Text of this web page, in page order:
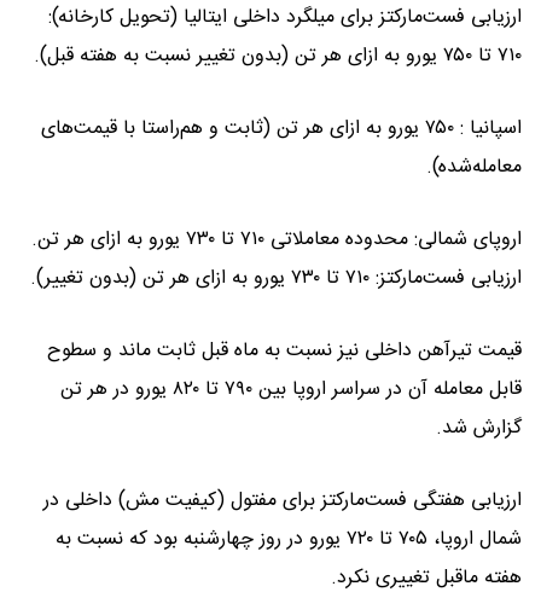
ارزیابی فست‌مارکتز برای میلگرد داخلی ایتالیا (تحویل کارخانه):
۷۱۰ تا ۷۵۰ یورو به ازای هر تن (بدون تغییر نسبت به هفته قبل).
اسپانیا : ۷۵۰ یورو به ازای هر تن (ثابت و هم‌راستا با قیمت‌های
معامله‌شده).
اروپای شمالی: محدوده معاملاتی ۷۱۰ تا ۷۳۰ یورو به ازای هر تن.
ارزیابی فست‌مارکتز: ۷۱۰ تا ۷۳۰ یورو به ازای هر تن (بدون تغییر).
قیمت تیرآهن داخلی نیز نسبت به ماه قبل ثابت ماند و سطوح
قابل معامله آن در سراسر اروپا بین ۷۹۰ تا ۸۲۰ یورو در هر تن
گزارش شد.
ارزیابی هفتگی فست‌مارکتز برای مفتول (کیفیت مش) داخلی در
شمال اروپا، ۷۰۵ تا ۷۲۰ یورو در روز چهارشنبه بود که نسبت به
هفته ماقبل تغییری نکرد.